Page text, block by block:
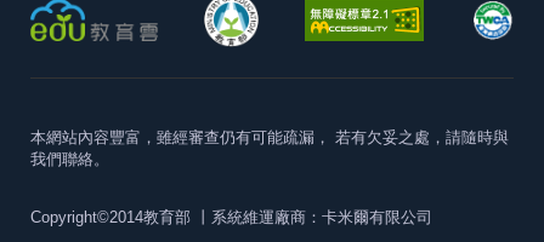
本網站內容豐富，雖經審查仍有可能疏漏， 若有欠妥之處，請隨時與
我們聯絡。
Copyright©2014教育部 丨系統維運廠商：卡米爾有限公司